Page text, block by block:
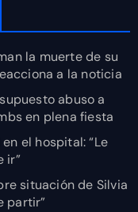
la muerte de su
a la noticia
abuso a
en plena fiesta
el hospital: “Le
ir”
situación de Silvia
partir”